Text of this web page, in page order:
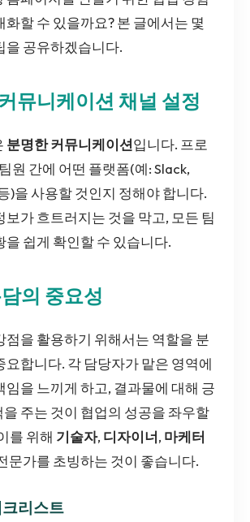
화할 수 있을까요? 본 글에서는 몇
을 공유하겠습니다.
뮤니케이션 채널 설정
분명한 커뮤니케이션입니다. 프로
원 간에 어떤 플랫폼(예: Slack,
)을 사용할 것인지 정해야 합니다.
보가 흐트러지는 것을 막고, 모든 팀
을 쉽게 확인할 수 있습니다.
의 중요성
점을 활용하기 위해서는 역할을 분
요합니다. 각 담당자가 맡은 영역에
임을 느끼게 하고, 결과물에 대해 긍
주는 것이 협업의 성공을 좌우할
를 위해 기술자, 디자이너, 마케터
문가를 초빙하는 것이 좋습니다.
리스트